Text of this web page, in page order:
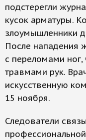
подстерегли
кусок арматуры.
злоумышленники
После нападения
с переломами ног,
травмами рук.
искусственную
15 ноября.
Следователи